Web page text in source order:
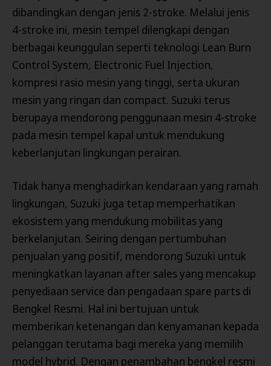
dibandingkan dengan jenis 2-stroke. Melalui jenis
4-stroke ini, mesin tempel dilengkapi dengan
berbagai keunggulan seperti teknologi Lean Burn
Control System, Electronic Fuel Injection,
kompresi rasio mesin yang tinggi, serta ukuran
mesin yang ringan dan compact. Suzuki terus
berupaya mendorong penggunaan mesin 4-stroke
pada mesin tempel kapal untuk mendukung
keberlanjutan lingkungan perairan.
Tidak hanya menghadirkan kendaraan yang ramah
lingkungan, Suzuki juga tetap memperhatikan
ekosistem yang mendukung mobilitas yang
berkelanjutan. Seiring dengan pertumbuhan
penjualan yang positif, mendorong Suzuki untuk
meningkatkan layanan after sales yang mencakup
penyediaan service dan pengadaan spare parts di
Bengkel Resmi. Hal ini bertujuan untuk
memberikan ketenangan dan kenyamanan kepada
pelanggan terutama bagi mereka yang memilih
model hybrid. Dengan penambahan bengkel resmi